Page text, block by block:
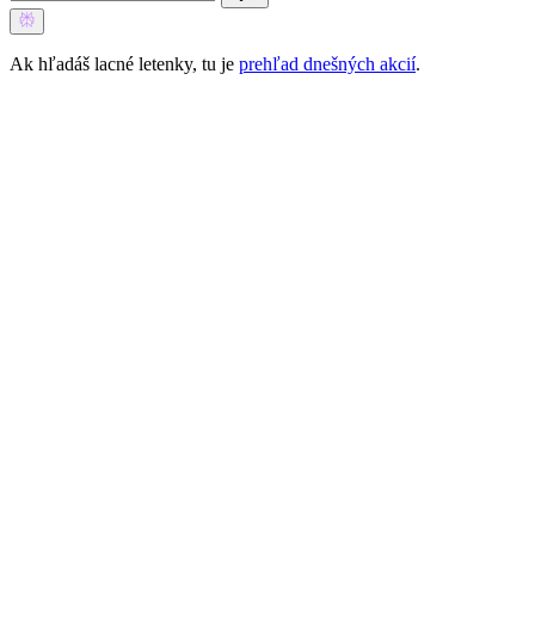
Ak hľadáš lacné letenky, tu je prehľad dnešných akcií.